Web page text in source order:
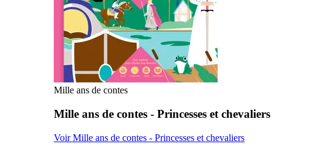
Mille ans de contes
Mille ans de contes - Princesses et chevaliers
Voir Mille ans de contes - Princesses et chevaliers